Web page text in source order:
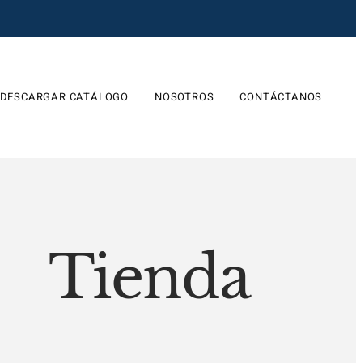
DESCARGAR CATÁLOGO NOSOTROS CONTÁCTANOS
Tienda